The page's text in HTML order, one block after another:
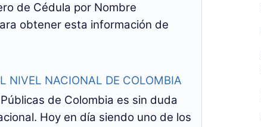
de Cédula por Nombre
obtener esta información de
NIVEL NACIONAL DE COLOMBIA
de Colombia es sin duda
Hoy en día siendo uno de los